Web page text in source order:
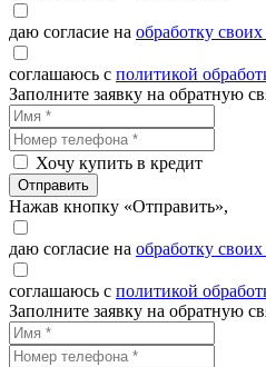
даю согласие на обработку
соглашаюсь с политикой
Заполните заявку на обратную
Хочу купить в кредит
Отправить
Нажав кнопку «Отправить»,
даю согласие на обработку
соглашаюсь с политикой
Заполните заявку на обратную